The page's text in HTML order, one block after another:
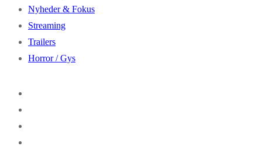
Nyheder & Fokus
Streaming
Trailers
Horror / Gys